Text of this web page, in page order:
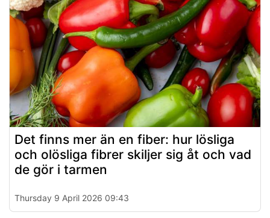
Det finns mer än en fiber: hur lösliga
och olösliga fibrer skiljer sig åt och vad
de gör i tarmen
Thursday 9 April 2026 09:43